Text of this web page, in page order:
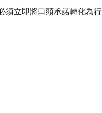
須立即將口頭承諾轉化為行